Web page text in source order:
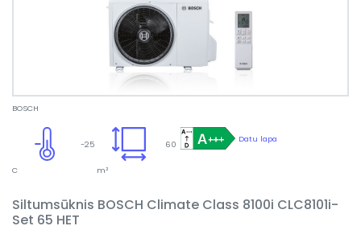
BOSCH
Datu lapa
60
m²
-25
C
Siltumsūknis BOSCH Climate Class 8100i CLC8101i-
Set 65 HET